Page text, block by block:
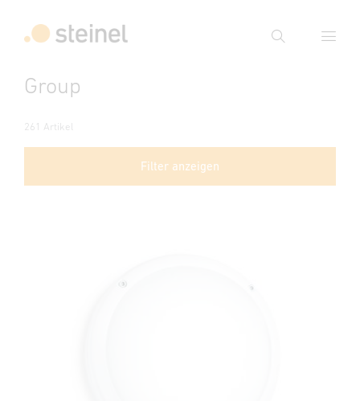
Suche
Group
261 Artikel
Filter anzeigen